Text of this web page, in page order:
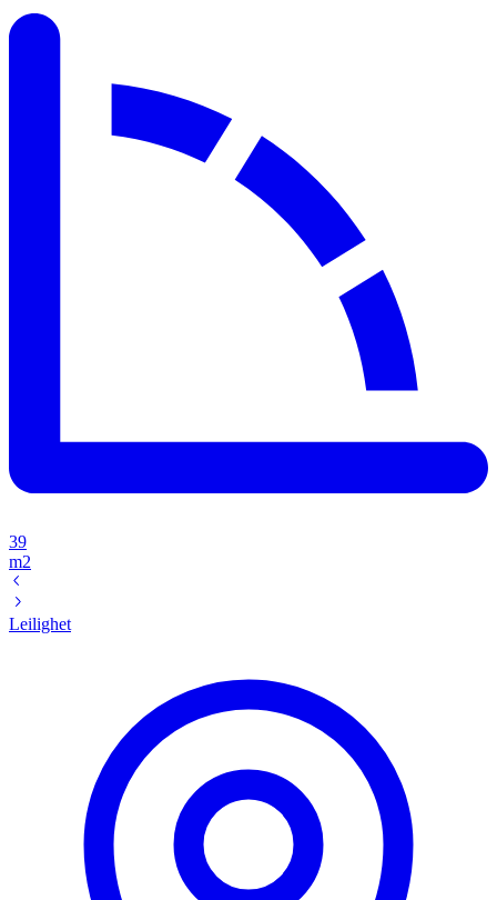
39
m2
Leilighet